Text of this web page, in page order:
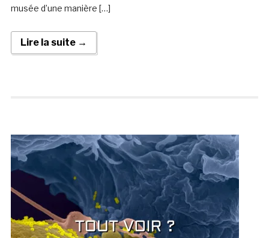
musée d’une manière […]
Lire la suite →